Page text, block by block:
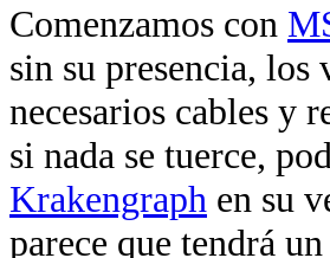
Comenzamos con
sin su presencia, los
necesarios cables y
si nada se tuerce,
Krakengraph en su
parece que tendrá